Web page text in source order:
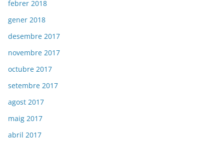
febrer 2018
gener 2018
desembre 2017
novembre 2017
octubre 2017
setembre 2017
agost 2017
maig 2017
abril 2017